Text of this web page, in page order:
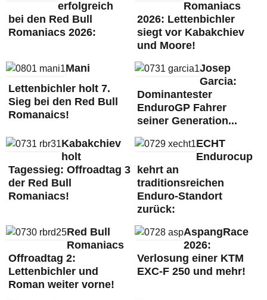
erfolgreich
bei den Red Bull
Romaniacs 2026:
Romaniacs
2026: Lettenbichler
siegt vor Kabakchiev
und Moore!
Mani
Lettenbichler holt 7.
Sieg bei den Red Bull
Romanaics!
Josep
Garcia:
Dominantester
EnduroGP Fahrer
seiner Generation...
Kabakchiev
holt
Tagessieg: Offroadtag 3
der Red Bull
Romaniacs!
ECHT
Endurocup
kehrt an
traditionsreichen
Enduro-Standort
zurück:
Red Bull
Romaniacs
Offroadtag 2:
Lettenbichler und
Roman weiter vorne!
AspangRace
2026:
Verlosung einer KTM
EXC-F 250 und mehr!